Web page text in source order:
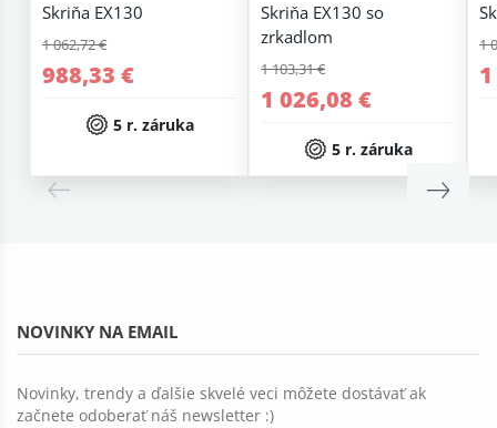
Skriňa EX130
1 062,72 €
988,33 €
5 r. záruka
Skriňa EX130 so
zrkadlom
1 103,31 €
1 026,08 €
5 r. záruka
1
NOVINKY NA EMAIL
Novinky, trendy a ďalšie skvelé veci môžete dostávať ak
začnete odoberať náš newsletter :)